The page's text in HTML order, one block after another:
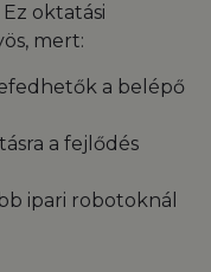
oktatási
mert:
a belépő
a fejlődés
ipari robotoknál